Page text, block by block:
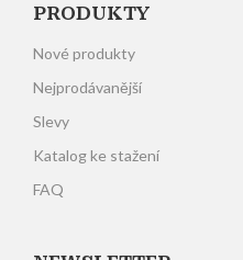
PRODUKTY
Nové produkty
Nejprodávanější
Slevy
Katalog ke stažení
FAQ